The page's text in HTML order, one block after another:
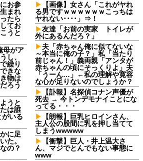
お参
まれ
たら
てお
うと
母がア
し、
繰り
きな
物は
ろう
うと
は誰
いる
に足
た。
の？
【画像】女さん「これがヤれ
る男ですｗｗｗｗｗｗこっちは
ヤれない････」⇒！
友達「お前の実家 トイレが
外にあるんだろ？」
夫「赤ちゃん俺に似てないな
～本当に俺の子？」私「当たり
前じゃん！」義両親「アンタが
赤ちゃんの頃にそっくりよ」夫
「うーん…」←私の理解や寛容
な心が足りないのでしょうか？
【訃報】名探偵コナン声優が
死去 → 今トンデモナイことにな
ってる・・・
【朗報】巨乳ヒロインさん、
主人公の股間に乳を押し当てて
しまうwwwww
【衝撃】巨人・井上温大さ
ん、マジでとんでもない事態に
www